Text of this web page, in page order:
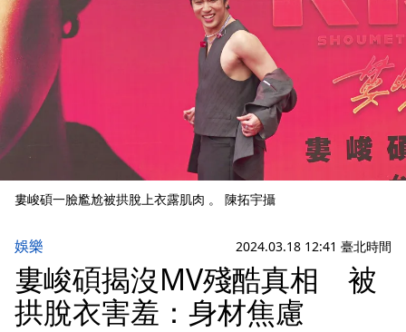
婁峻碩一臉尷尬被拱脫上衣露肌肉 。 陳拓宇攝
娛樂 2024.03.18 12:41 臺北時間
婁峻碩揭沒MV殘酷真相 被
拱脫衣害羞：身材焦慮